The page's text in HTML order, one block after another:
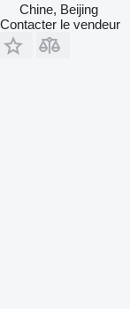
Chine, Beijing
Contacter le vendeur